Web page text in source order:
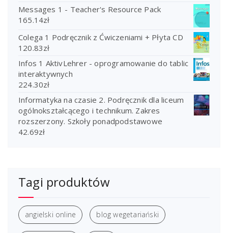
Messages 1 - Teacher's Resource Pack
165.14zł
Colega 1 Podręcznik z Ćwiczeniami + Płyta CD
120.83zł
Infos 1 AktivLehrer - oprogramowanie do tablic
interaktywnych
224.30zł
Informatyka na czasie 2. Podręcznik dla liceum
ogólnokształcącego i technikum. Zakres
rozszerzony. Szkoły ponadpodstawowe
42.69zł
Tagi produktów
angielski online blog wegetariański